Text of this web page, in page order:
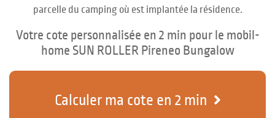
parcelle du camping où est implantée la résidence.
Votre cote personnalisée en 2 min pour le mobil-
home SUN ROLLER Pireneo Bungalow
Calculer ma cote en 2 min